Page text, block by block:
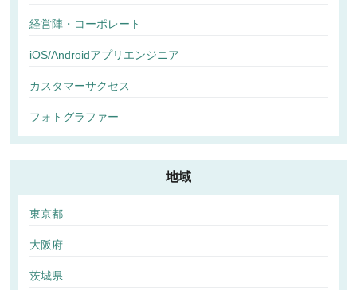
経営陣・コーポレート
iOS/Androidアプリエンジニア
カスタマーサクセス
フォトグラファー
地域
東京都
大阪府
茨城県